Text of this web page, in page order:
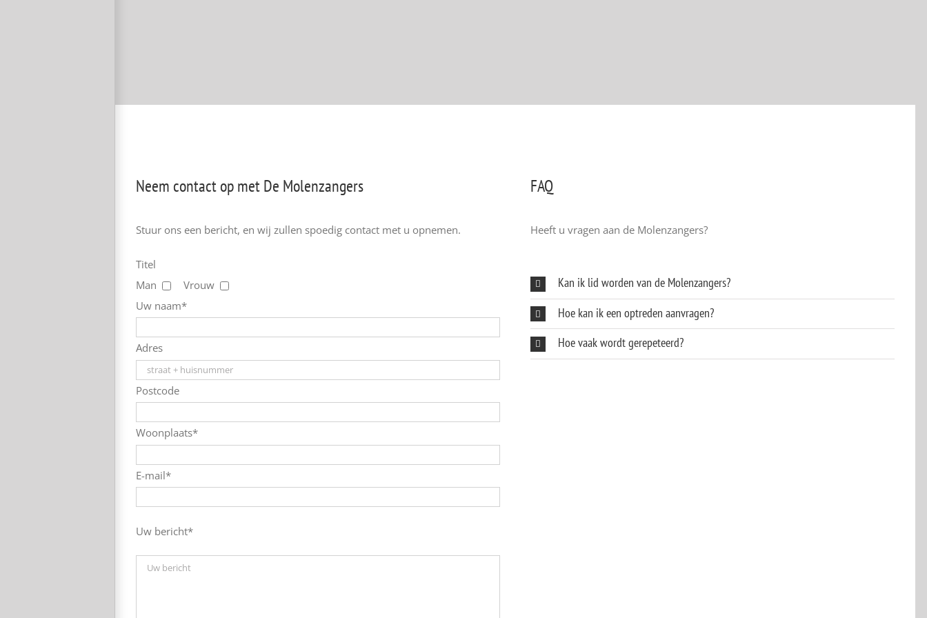
Neem contact op met De Molenzangers
Stuur ons een bericht, en wij zullen spoedig contact met u opnemen.
Titel
Man
Vrouw
Uw naam*
Adres
Postcode
Woonplaats*
E-mail*
Uw bericht*
FAQ
Heeft u vragen aan de Molenzangers?
Kan ik lid worden van de Molenzangers?
Hoe kan ik een optreden aanvragen?
Hoe vaak wordt gerepeteerd?